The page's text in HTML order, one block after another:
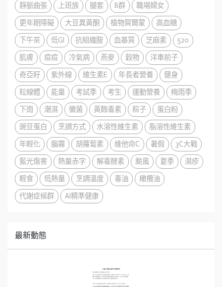
靜脈曲張
上班族 腿套 B群
職場婦女
更年期障礙
大豆異黃酮 植物賀爾蒙
高血糖
下午茶
低GI 抗組織胺 血基質 芝麻素
520
肌膚
痘痘 冷氣病 燕麥 穀物
洋車前子
奇亞籽
紫外線 維生素E 年長者營養
健身
粒線體
能量 考試季 考生 運動營養
梅雨季
下雨
潮濕 黴菌 黃麴毒素 粽子
蛋白粉
豌豆蛋白
烹調方式 水溶性維生素
脂溶性維生素
年輕化
腦霧 胡蘿蔔素 維他命C 暑假
3C大戰
藍光傷害
熱量赤字 解毒酵素 颱風 夏季
濕疹
輕食
低熱量 烹調溫度 毒油
橄欖油
代謝症候群
AI精準健康
最新動態